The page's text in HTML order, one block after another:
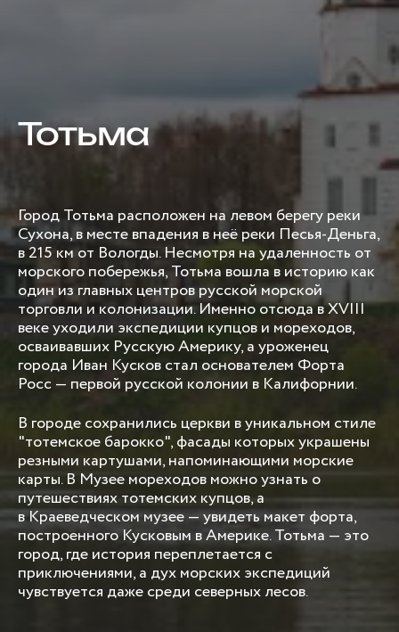
Тотьма
Город Тотьма расположен на левом берегу реки
Сухона, в месте впадения в неё реки Песья-Деньга,
в 215 км от Вологды. Несмотря на удаленность от
морского побережья, Тотьма вошла в историю как
один из главных центров русской морской
торговли и колонизации. Именно отсюда в XVIII
веке уходили экспедиции купцов и мореходов,
осваивавших Русскую Америку, а уроженец
города Иван Кусков стал основателем Форта
Росс — первой русской колонии в Калифорнии.
В городе сохранились церкви в уникальном стиле
"тотемское барокко", фасады которых украшены
резными картушами, напоминающими морские
карты. В Музее мореходов можно узнать о
путешествиях тотемских купцов, а
в Краеведческом музее — увидеть макет форта,
построенного Кусковым в Америке. Тотьма — это
город, где история переплетается с
приключениями, а дух морских экспедиций
чувствуется даже среди северных лесов.